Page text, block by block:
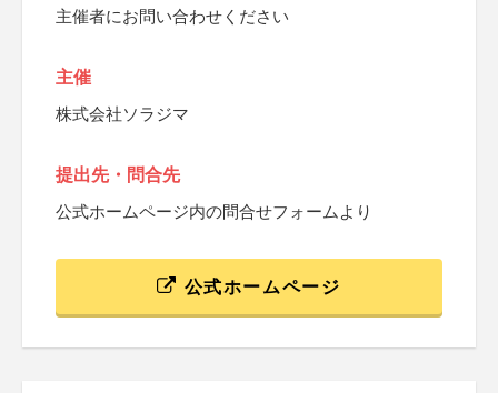
主催者にお問い合わせください
主催
株式会社ソラジマ
提出先・問合先
公式ホームページ内の問合せフォームより
公式ホームページ